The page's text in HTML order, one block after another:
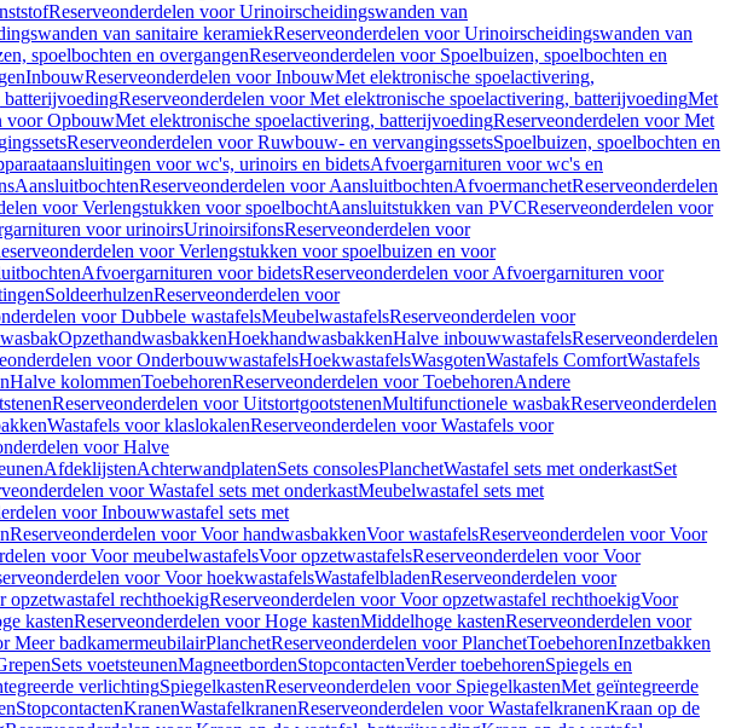
Reserveonderdelen voor Urinoirscheidingswanden van
van sanitaire keramiekReserveonderdelen voor Urinoirscheidingswanden van
spoelbochten en overgangenReserveonderdelen voor Spoelbuizen, spoelbochten en
InbouwReserveonderdelen voor InbouwMet elektronische spoelactivering,
batterijvoedingReserveonderdelen voor Met elektronische spoelactivering, batterijvoedingMet
voor OpbouwMet elektronische spoelactivering, batterijvoedingReserveonderdelen voor Met
Reserveonderdelen voor Ruwbouw- en vervangingssetsSpoelbuizen, spoelbochten en
voor wc's, urinoirs en bidetsAfvoergarnituren voor wc's en
AansluitbochtenReserveonderdelen voor AansluitbochtenAfvoermanchetReserveonderdelen
voor Verlengstukken voor spoelbochtAansluitstukken van PVCReserveonderdelen voor
voor urinoirsUrinoirsifonsReserveonderdelen voor
voor Verlengstukken voor spoelbuizen en voor
Afvoergarnituren voor bidetsReserveonderdelen voor Afvoergarnituren voor
SoldeerhulzenReserveonderdelen voor
voor Dubbele wastafelsMeubelwastafelsReserveonderdelen voor
OpzethandwasbakkenHoekhandwasbakkenHalve inbouwwastafelsReserveonderdelen
voor OnderbouwwastafelsHoekwastafelsWasgotenWastafels ComfortWastafels
Halve kolommenToebehorenReserveonderdelen voor ToebehorenAndere
Reserveonderdelen voor UitstortgootstenenMultifunctionele wasbakReserveonderdelen
Wastafels voor klaslokalenReserveonderdelen voor Wastafels voor
voor Halve
AfdeklijstenAchterwandplatenSets consolesPlanchetWastafel sets met onderkastSet
voor Wastafel sets met onderkastMeubelwastafel sets met
voor Inbouwwastafel sets met
Reserveonderdelen voor Voor handwasbakkenVoor wastafelsReserveonderdelen voor Voor
voor Voor meubelwastafelsVoor opzetwastafelsReserveonderdelen voor Voor
voor Voor hoekwastafelsWastafelbladenReserveonderdelen voor
opzetwastafel rechthoekigReserveonderdelen voor Voor opzetwastafel rechthoekigVoor
kastenReserveonderdelen voor Hoge kastenMiddelhoge kastenReserveonderdelen voor
Meer badkamermeubilairPlanchetReserveonderdelen voor PlanchetToebehorenInzetbakken
Sets voetsteunenMagneetbordenStopcontactenVerder toebehorenSpiegels en
verlichtingSpiegelkastenReserveonderdelen voor SpiegelkastenMet geïntegreerde
StopcontactenKranenWastafelkranenReserveonderdelen voor WastafelkranenKraan op de